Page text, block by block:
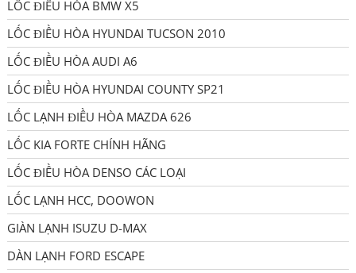
LỐC ĐIỀU HÒA BMW X5
LỐC ĐIỀU HÒA HYUNDAI TUCSON 2010
LỐC ĐIỀU HÒA AUDI A6
LỐC ĐIỀU HÒA HYUNDAI COUNTY SP21
LỐC LẠNH ĐIỀU HÒA MAZDA 626
LỐC KIA FORTE CHÍNH HÃNG
LỐC ĐIỀU HÒA DENSO CÁC LOẠI
LỐC LẠNH HCC, DOOWON
GIÀN LẠNH ISUZU D-MAX
DÀN LẠNH FORD ESCAPE